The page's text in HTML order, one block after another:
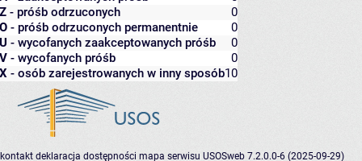
Z - próśb odrzuconych
0
O - próśb odrzuconych permanentnie
0
U - wycofanych zaakceptowanych próśb
0
V - wycofanych próśb
0
X - osób zarejestrowanych w inny sposób10
kontakt deklaracja dostępności mapa serwisu USOSweb 7.2.0.0-6 (2025-09-29)